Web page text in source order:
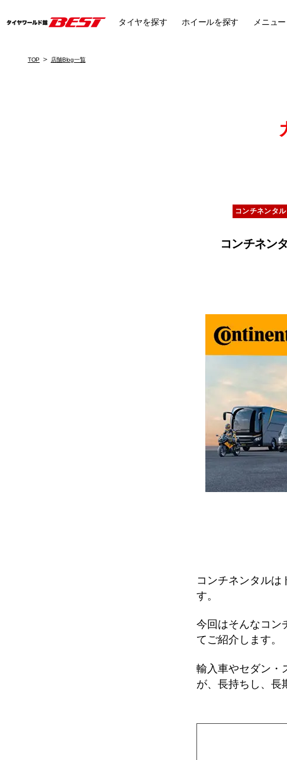
タイヤを探す ホイールを探す メニュー
TOP 店舗Blog一覧
コンチネンタル
コンチネン
コンチネンタルは
す。
今回はそんなコン
てご紹介します。
輸入車やセダン・
が、長持ちし、長